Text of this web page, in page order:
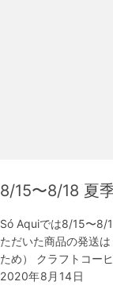
8/15〜8/18 夏
Só Aquiでは8/15〜8/
ただいた商品の発送
ため） クラフトコー
2020年8月14日